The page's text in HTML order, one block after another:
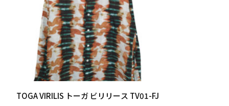
TOGA VIRILIS トーガ ビリリース TV01-FJ